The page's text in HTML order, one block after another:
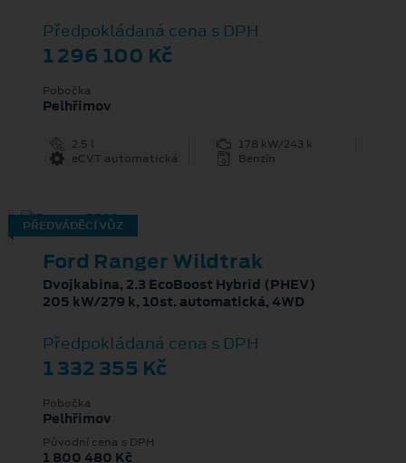
Předpokládaná cena s DPH
1 296 100 Kč
Pobočka
Pelhřimov
2.5 l
178 kW/243 k
eCVT automatická
Benzín
PŘEDVÁDĚCÍ VŮZ
Ford Ranger Wildtrak
Dvojkabina, 2.3 EcoBoost Hybrid (PHEV)
205 kW/279 k, 10st. automatická, 4WD
Předpokládaná cena s DPH
1 332 355 Kč
Pobočka
Pelhřimov
Původní cena s DPH
1 800 480 Kč